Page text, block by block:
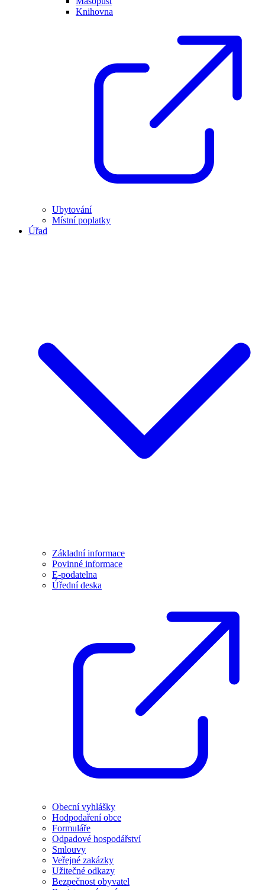
Knihovna
Ubytování
Místní poplatky
Úřad
Základní informace
Povinné informace
E-podatelna
Úřední deska
Obecní vyhlášky
Hodpodaření obce
Formuláře
Odpadové hospodářství
Smlouvy
Veřejné zakázky
Užitečné odkazy
Bezpečnost obyvatel